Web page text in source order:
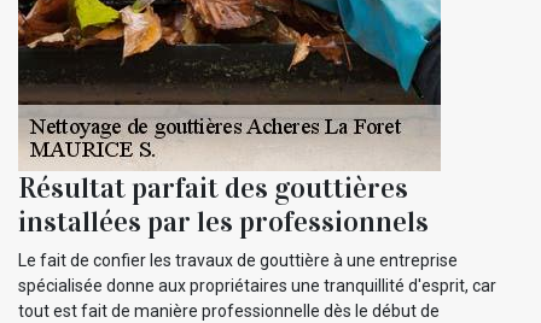
Résultat parfait des gouttières
installées par les professionnels
Le fait de confier les travaux de gouttière à une entreprise
spécialisée donne aux propriétaires une tranquillité d'esprit, car
tout est fait de manière professionnelle dès le début de